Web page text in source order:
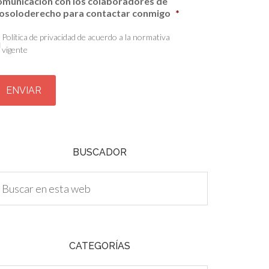
para contactar conmigo *
Política de privacidad de acuerdo a la normativa
vigente
BUSCADOR
CATEGORÍAS